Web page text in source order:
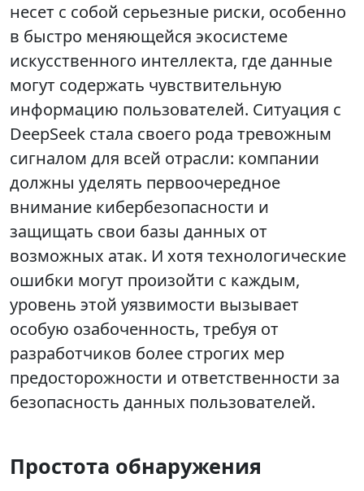
несет с собой серьезные риски, особенно
в быстро меняющейся экосистеме
искусственного интеллекта, где данные
могут содержать чувствительную
информацию пользователей. Ситуация с
DeepSeek стала своего рода тревожным
сигналом для всей отрасли: компании
должны уделять первоочередное
внимание кибербезопасности и
защищать свои базы данных от
возможных атак. И хотя технологические
ошибки могут произойти с каждым,
уровень этой уязвимости вызывает
особую озабоченность, требуя от
разработчиков более строгих мер
предосторожности и ответственности за
безопасность данных пользователей.
Простота обнаружения